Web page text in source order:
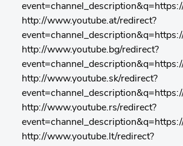
http://www.youtube.at/redirect?
http://www.youtube.bg/redirect?
http://www.youtube.sk/redirect?
http://www.youtube.rs/redirect?
http://www.youtube.lt/redirect?